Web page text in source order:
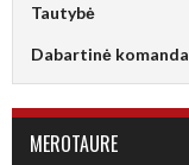
Tautybė
Dabartinė komanda
MEROTAURE